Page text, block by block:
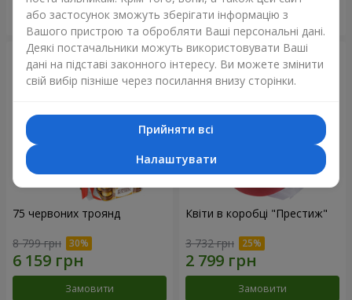
Замовити Замовити
75 червоних троянд
8 799 грн
Замовити
Квіти в коробці "Престиж"
3 732 грн
Замовити
або застосунок зможуть зберігати інформацію з
Вашого пристрою та обробляти Ваші персональні дані.
Деякі постачальники можуть використовувати Ваші
дані на підставі законного інтересу. Ви можете змінити
свій вибір пізніше через посилання внизу сторінки.
Прийняти всі
Налаштувати